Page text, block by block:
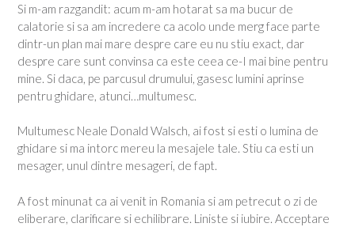
Si m-am razgandit: acum m-am hotarat sa ma bucur de
calatorie si sa am incredere ca acolo unde merg face parte
dintr-un plan mai mare despre care eu nu stiu exact, dar
despre care sunt convinsa ca este ceea ce-I mai bine pentru
mine. Si daca, pe parcusul drumului, gasesc lumini aprinse
pentru ghidare, atunci…multumesc.
Multumesc Neale Donald Walsch, ai fost si esti o lumina de
ghidare si ma intorc mereu la mesajele tale. Stiu ca esti un
mesager, unul dintre mesageri, de fapt.
A fost minunat ca ai venit in Romania si am petrecut o zi de
eliberare, clarificare si echilibrare. Liniste si iubire. Acceptare